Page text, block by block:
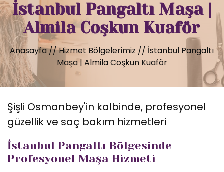
İstanbul Pangaltı Maşa |
Almila Coşkun Kuaför
Anasayfa//Hizmet Bölgelerimiz // İstanbul Pangaltı
Maşa | Almila Coşkun Kuaför
Şişli Osmanbey'in kalbinde, profesyonel
güzellik ve saç bakım hizmetleri
İstanbul Pangaltı Bölgesinde
Profesyonel Maşa Hizmeti